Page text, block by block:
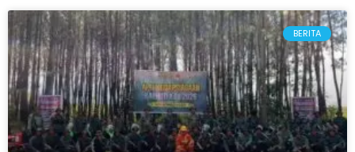
BERITA